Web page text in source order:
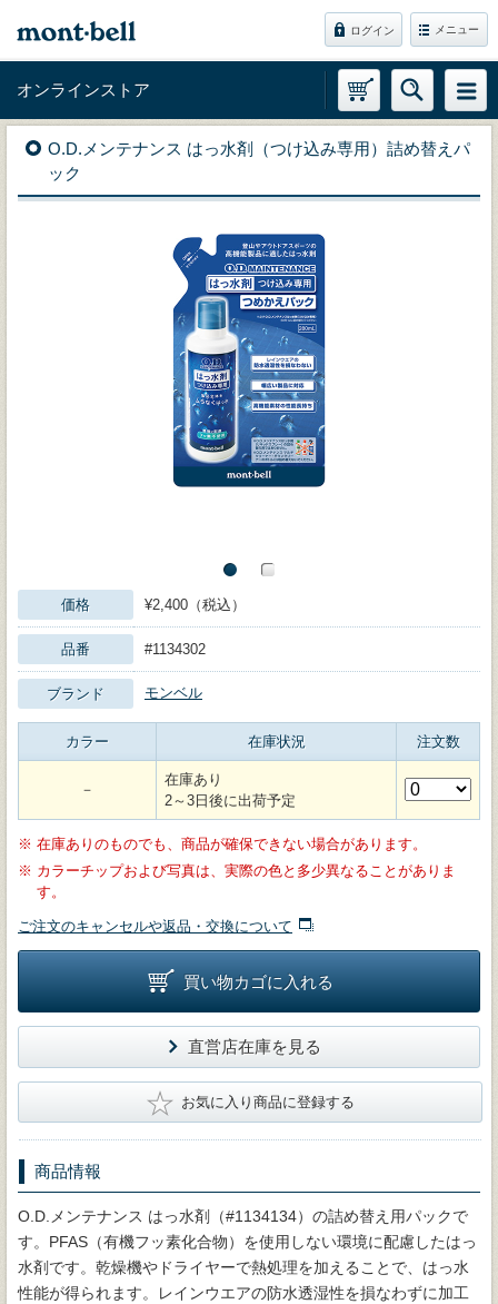
ログイン メニュー
オンラインストア
O.D.メンテナンス はっ水剤（つけ込み専用）詰め替えパ
ック
価格 ¥2,400（税込）
品番 #1134302
ブランド モンベル
カラー 在庫状況 注文数
－
在庫あり
2～3日後に出荷予定
※ 在庫ありのものでも、商品が確保できない場合があります。
※ カラーチップおよび写真は、実際の色と多少異なることがありま
す。
ご注文のキャンセルや返品・交換について
買い物カゴに入れる
直営店在庫を見る
★ お気に入り商品に登録する
商品情報
O.D.メンテナンス はっ水剤（#1134134）の詰め替え用パックで
す。PFAS（有機フッ素化合物）を使用しない環境に配慮したはっ
水剤です。乾燥機やドライヤーで熱処理を加えることで、はっ水
性能が得られます。レインウエアの防水透湿性を損なわずに加工